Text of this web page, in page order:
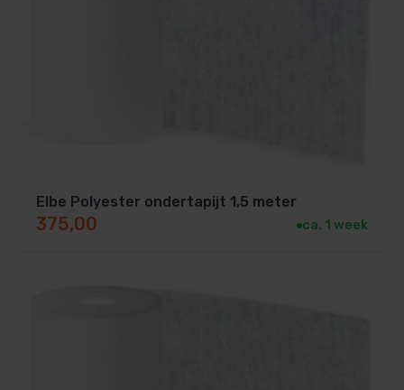
Elbe Polyester ondertapijt 1,5 meter
375,00 ca. 1 week